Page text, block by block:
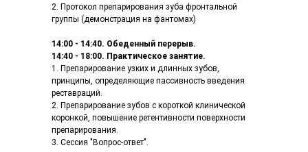
2. Протокол препарирования зуба фронтальной
группы (демонстрация на фантомах)
14:00 - 14:40. Обеденный перерыв.
14:40 - 18:00. Практическое занятие.
1. Препарирование узких и длинных зубов,
принципы, определяющие пассивность введения
реставраций.
2. Препарирование зубов с короткой клинической
коронкой, повышение ретентивности поверхности
препарирования.
3. Сессия "Вопрос-ответ".